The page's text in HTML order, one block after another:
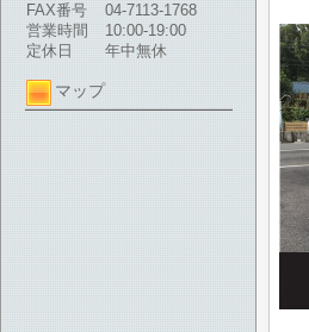
FAX番号
04-7113-1768
営業時間
10:00-19:00
定休日
年中無休
マップ